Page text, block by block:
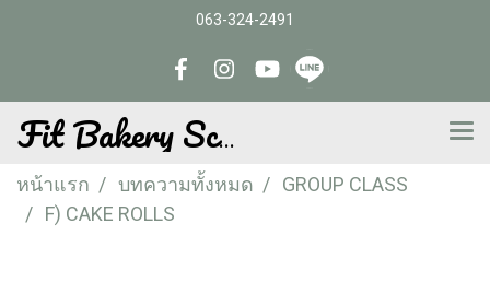
063-324-2491
Fit Bakery School
หน้าแรก บทความทั้งหมด
GROUP CLASS
F) CAKE ROLLS